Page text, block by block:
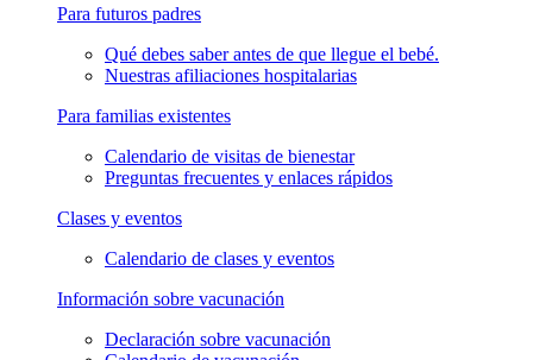
Para futuros padres
Qué debes saber antes de que llegue el bebé.
Nuestras afiliaciones hospitalarias
Para familias existentes
Calendario de visitas de bienestar
Preguntas frecuentes y enlaces rápidos
Clases y eventos
Calendario de clases y eventos
Información sobre vacunación
Declaración sobre vacunación